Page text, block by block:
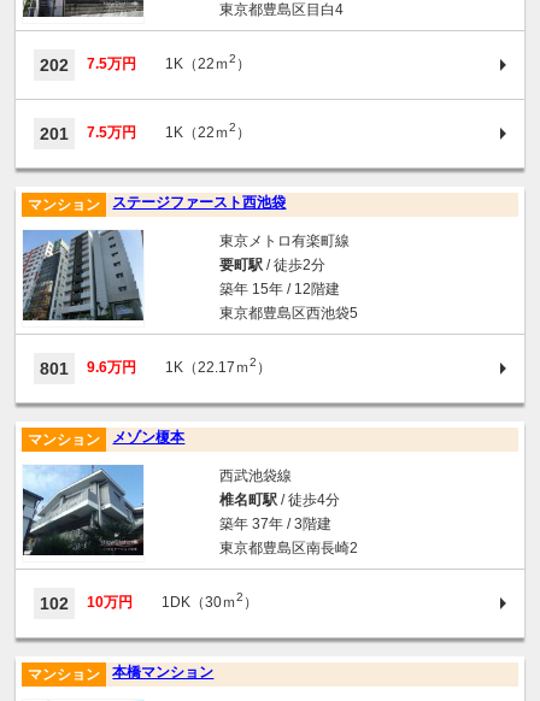
東京都豊島区目白4
202 7.5万円 1K（22ｍ2 ）
201 7.5万円 1K（22ｍ2 ）
ステージファースト西池袋
マンション
東京メトロ有楽町線
要町駅/ 徒歩2分
築年 15年 / 12階建
東京都豊島区西池袋5
801 9.6万円 1K（22.17ｍ2 ）
メゾン榎本
マンション
西武池袋線
椎名町駅/ 徒歩4分
築年 37年 / 3階建
東京都豊島区南長崎2
102 10万円 1DK（30ｍ2 ）
本橋マンション
マンション